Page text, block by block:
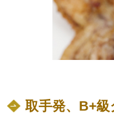
取手発、B+